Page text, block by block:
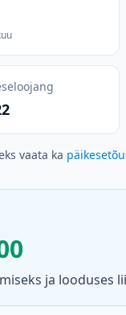
vaata ka
ja looduses